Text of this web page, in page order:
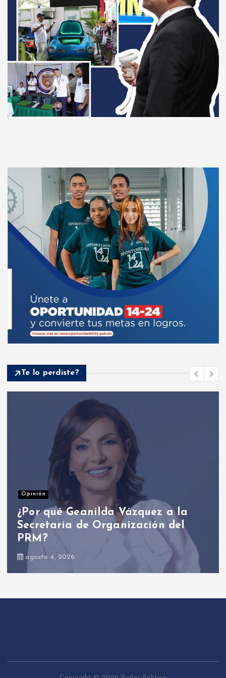
Te lo perdiste?
Opinión
¿Por qué Geanilda Vázquez a la
Secretaría de Organización del
PRM?
agosto 4, 2026